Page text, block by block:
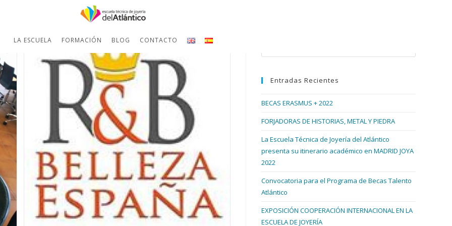
LA ESCUELA FORMACIÓN BLOG CONTACTO
Escape
Entradas Recientes
BECAS ERASMUS + 2022
FORJADORAS DE HISTORIAS, METAL Y PIEDRA
La Escuela Técnica de Joyería del Atlántico
presenta su itinerario académico en MADRID JOYA
2022
Convocatoria para el Programa de Becas Talento
Atlántico
EXPOSICIÓN COOPERACIÓN INTERNACIONAL EN LA
ESCUELA DE JOYERÍA